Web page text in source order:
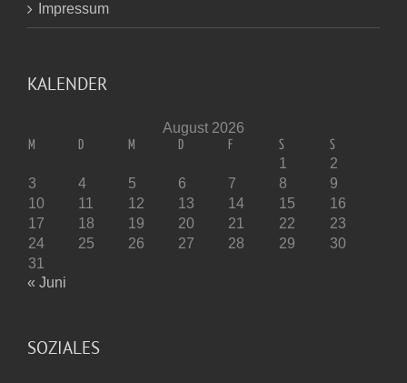
Impressum
KALENDER
August 2026
M D M D F S S
1
2
3
4 5 6 7 8
9
10
11 12 13 14 15
16
17
18 19 20 21 22
23
24
25 26 27 28 29
30
31
« Juni
SOZIALES